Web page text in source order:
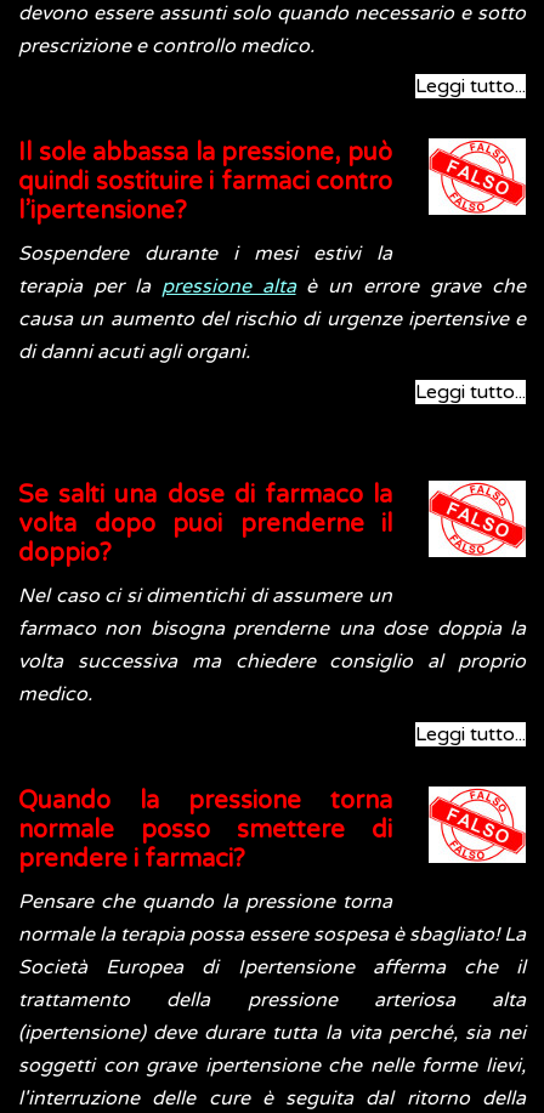
devono essere assunti solo quando necessario e sotto
prescrizione e controllo medico.
Leggi tutto...
Il sole abbassa la pressione, può
quindi sostituire i farmaci contro
l’ipertensione?
Sospendere durante i mesi estivi la
terapia per la pressione altaè un errore grave che
causa un aumento del rischio di urgenze ipertensive e
di danni acuti agli organi.
Leggi tutto...
Se salti una dose di farmaco la
volta dopo puoi prenderne il
doppio?
Nel caso ci si dimentichi di assumere un
farmaco non bisogna prenderne una dose doppia la
volta successiva ma chiedere consiglio al proprio
medico.
Leggi tutto...
Quando la pressione torna
normale posso smettere di
prendere i farmaci?
Pensare che quando la pressione torna
normale la terapia possa essere sospesa è sbagliato! La
Società Europea di Ipertensione afferma che il
trattamento della pressione arteriosa alta
(ipertensione) deve durare tutta la vita perché, sia nei
soggetti con grave ipertensione che nelle forme lievi,
l'interruzione delle cure è seguita dal ritorno della